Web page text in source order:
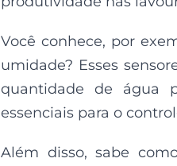
Você conhece, por
umidade? Esses
quantidade de água
essenciais para o
Além disso, sabe